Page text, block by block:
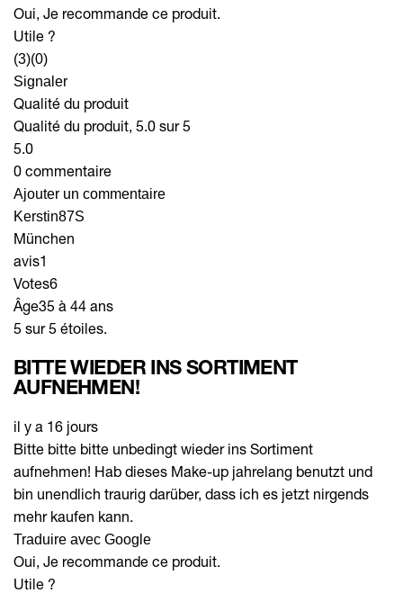
Oui, Je recommande ce produit.
Utile ?
(3)(0)
Signaler
Qualité du produit
Qualité du produit, 5.0 sur 5
5.0
0 commentaire
Ajouter un commentaire
Kerstin87S
München
avis1
Votes6
Âge35 à 44 ans
5 sur 5 étoiles.
BITTE WIEDER INS SORTIMENT
AUFNEHMEN!
il y a 16 jours
Bitte bitte bitte unbedingt wieder ins Sortiment
aufnehmen! Hab dieses Make-up jahrelang benutzt und
bin unendlich traurig darüber, dass ich es jetzt nirgends
mehr kaufen kann.
Traduire avec Google
Oui, Je recommande ce produit.
Utile ?